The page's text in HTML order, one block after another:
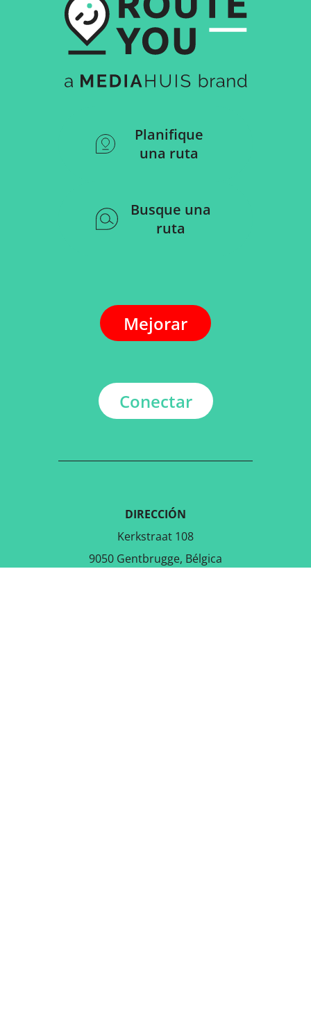
Planifique
una ruta
Busque una
ruta
Mejorar
Conectar
DIRECCIÓN
Kerkstraat 108
9050 Gentbrugge, Bélgica